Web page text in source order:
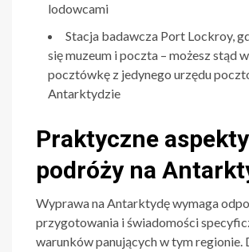
lodowcami
Stacja badawcza Port Lockroy,
się muzeum i poczta – możesz stąd
pocztówkę z jedynego urzędu
Antarktydzie
Praktyczne aspekty
podróży na
Wyprawa na Antarktydę wymaga
przygotowania i świadomości
warunków panujących w tym regionie.